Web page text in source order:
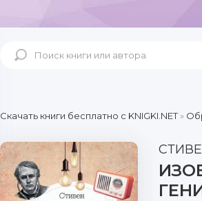
Скачать книги бесплатно c KNIGKI.NET»